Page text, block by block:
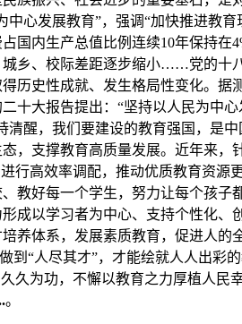
心发展教育”，强调“加快推进教
内生产总值比例连续10年保持在
乡、校际差距逐步缩小……党的十
史性成就、发生格局性变化。据
大报告提出：“坚持以人民为中
醒，我们要建设的教育强国，是
，支撑教育高质量发展。近年来
高效率调配，推动优质教育资源
教好每一个学生，努力让每个孩
成以学习者为中心、支持个性化
养体系，发展素质教育，促进人
“人尽其才”，才能绘就人人出彩
久为功，不懈以教育之力厚植人
。